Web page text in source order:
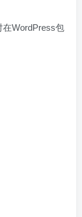
在WordPress包